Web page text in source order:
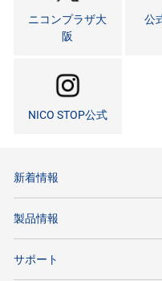
ニコンプラザ大
阪
公
NICO STOP公式
新着情報
製品情報
サポート